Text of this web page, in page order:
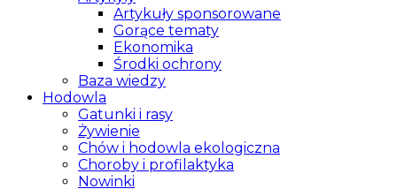
Artykuły sponsorowane
Gorące tematy
Ekonomika
Środki ochrony
Baza wiedzy
Hodowla
Gatunki i rasy
Żywienie
Chów i hodowla ekologiczna
Choroby i profilaktyka
Nowinki